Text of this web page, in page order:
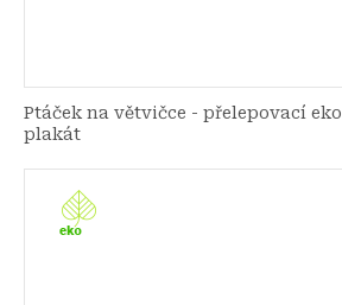
Ptáček na větvičce - přelepovací eko
plakát